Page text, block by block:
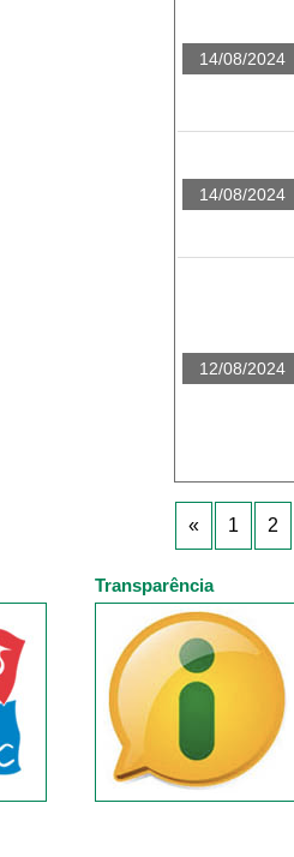
14/08/2024
14/08/2024
12/08/2024
« 1 2
Transparência